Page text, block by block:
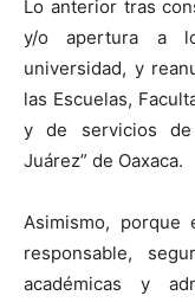
Lo anterior tras
y/o apertura a
universidad, y
las Escuelas,
y de servicios de
Juárez” de Oaxaca.
Asimismo, porque
responsable,
académicas y